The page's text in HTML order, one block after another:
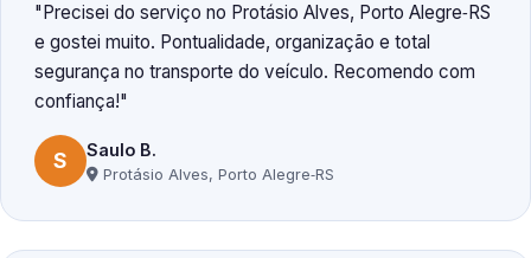
Precisei do serviço no Protásio Alves, Porto Alegre‑RS
e gostei muito. Pontualidade, organização e total
segurança no transporte do veículo. Recomendo com
confiança!
S Saulo B.
Protásio Alves, Porto Alegre‑RS